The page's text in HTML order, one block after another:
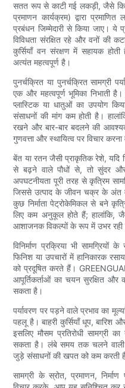
सतत रूप से काटी गई लकड़ी, जैसे कि
प्रमाणन कार्यक्रम) द्वारा
प्रबंधन जिम्मेदारी से किया जाए।
विविधता संरक्षित रहे और वनों की
कुर्सियाँ वन संरक्षण में सहायक
अत्यंत महत्वपूर्ण है।
पुनर्चक्रित या पुनर्चक्रित सामग्री
एक और महत्वपूर्ण भूमिका निभाती
प्लास्टिक या धातुओं का उपयोग
संसाधनों की मांग कम होती है।
रखने और बार-बार बदलने की
गुणवत्ता और स्थायित्व पर विचार करना
बेंत या रतन जैसी प्राकृतिक रेशे, यदि
से बढ़ने वाले पौधों से, तो सुंदर
अपघटनीयता पूरी तरह से कृत्रिम
जिससे उत्पाद के जीवन चक्र के अंत में
कुछ निर्माता पेट्रोकेमिकल से बने
लिए कम अनुकूल होते हैं; हालांकि,
आशाजनक विकल्पों के रूप में उभर रही
विनिर्माण प्रक्रिया भी
फिनिश या उपचारों में हानिकारक
को प्रदूषित करते हैं।
आपूर्तिकर्ताओं का चयन सुरक्षित और
सकता है।
पर्यावरण पर पड़ने वाले प्रभाव का
पहलू है। बाहरी कुर्सियाँ धूप, बारिश
इसलिए मौसम प्रतिरोधी सामग्री
सकता है। लंबे समय तक चलने वाली
जुड़े संसाधनों की खपत को कम करती
सामग्री के स्रोत, प्रमाणन,